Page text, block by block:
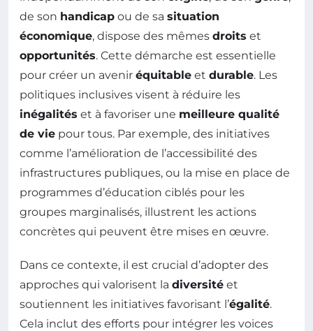
de son handicap ou de sa situation
économique, dispose des mêmes droits et
opportunités. Cette démarche est essentielle
pour créer un avenir équitable et durable. Les
politiques inclusives visent à réduire les
inégalités et à favoriser une meilleure qualité
de vie pour tous. Par exemple, des initiatives
comme l’amélioration de l’accessibilité des
infrastructures publiques, ou la mise en place de
programmes d’éducation ciblés pour les
groupes marginalisés, illustrent les actions
concrètes qui peuvent être mises en œuvre.
Dans ce contexte, il est crucial d’adopter des
approches qui valorisent la diversité et
soutiennent les initiatives favorisant l’égalité.
Cela inclut des efforts pour intégrer les voices